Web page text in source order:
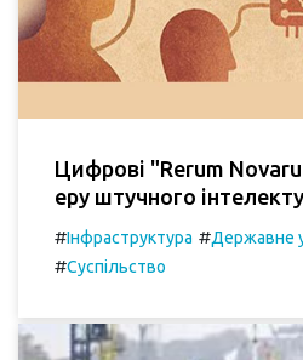
Цифрові "Rerum
еру штучного інтелекту
#Інфраструктура #Державне
#Суспільство